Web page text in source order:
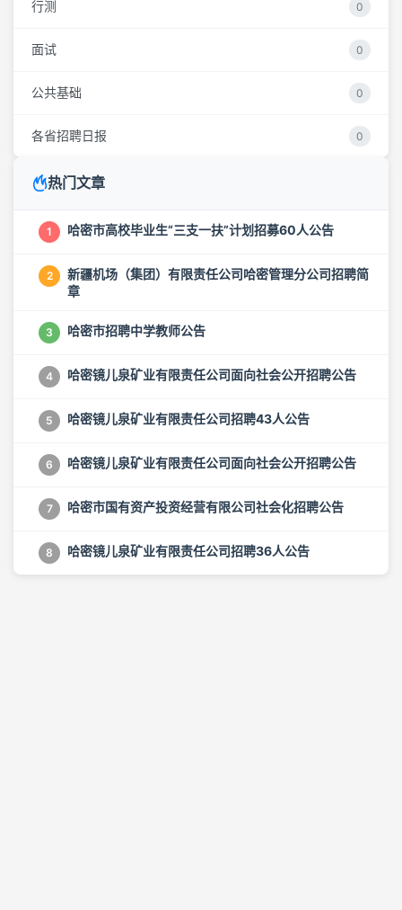
行测 0
面试 0
公共基础 0
各省招聘日报 0
热门文章
1 哈密市高校毕业生“三支一扶”计划招募60人公告
2
新疆机场（集团）有限责任公司哈密管理分公司招聘简
章
3 哈密市招聘中学教师公告
4 哈密镜儿泉矿业有限责任公司面向社会公开招聘公告
5 哈密镜儿泉矿业有限责任公司招聘43人公告
6 哈密镜儿泉矿业有限责任公司面向社会公开招聘公告
7 哈密市国有资产投资经营有限公司社会化招聘公告
8 哈密镜儿泉矿业有限责任公司招聘36人公告